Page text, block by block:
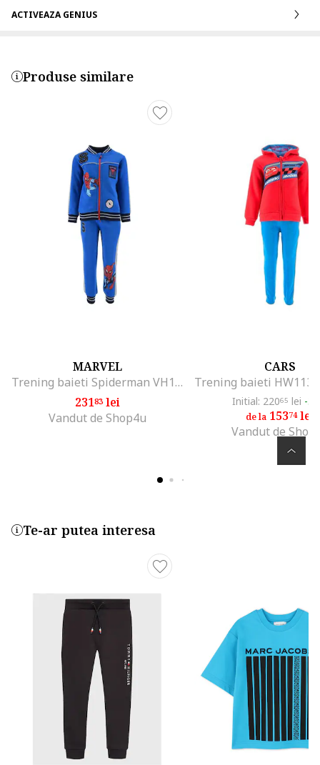
ACTIVEAZA GENIUS
Produse similare
MARVEL
Trening baieti Spiderman VH1059, Albastru
23183lei
Vandut de Shop4u
CARS
Initial: 22065 lei -
de la 15374lei
Vandut de
Te-ar putea interesa